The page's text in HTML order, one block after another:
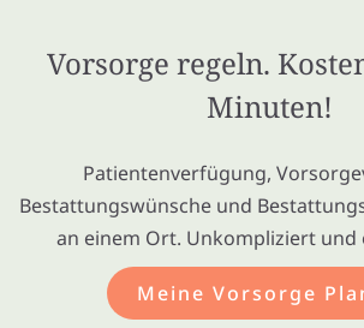
Vorsorge regeln.
Minuten!
Patientenverfügung,
Bestattungswünsche und
an einem Ort. Unkompliziert und
Meine Vorsorge